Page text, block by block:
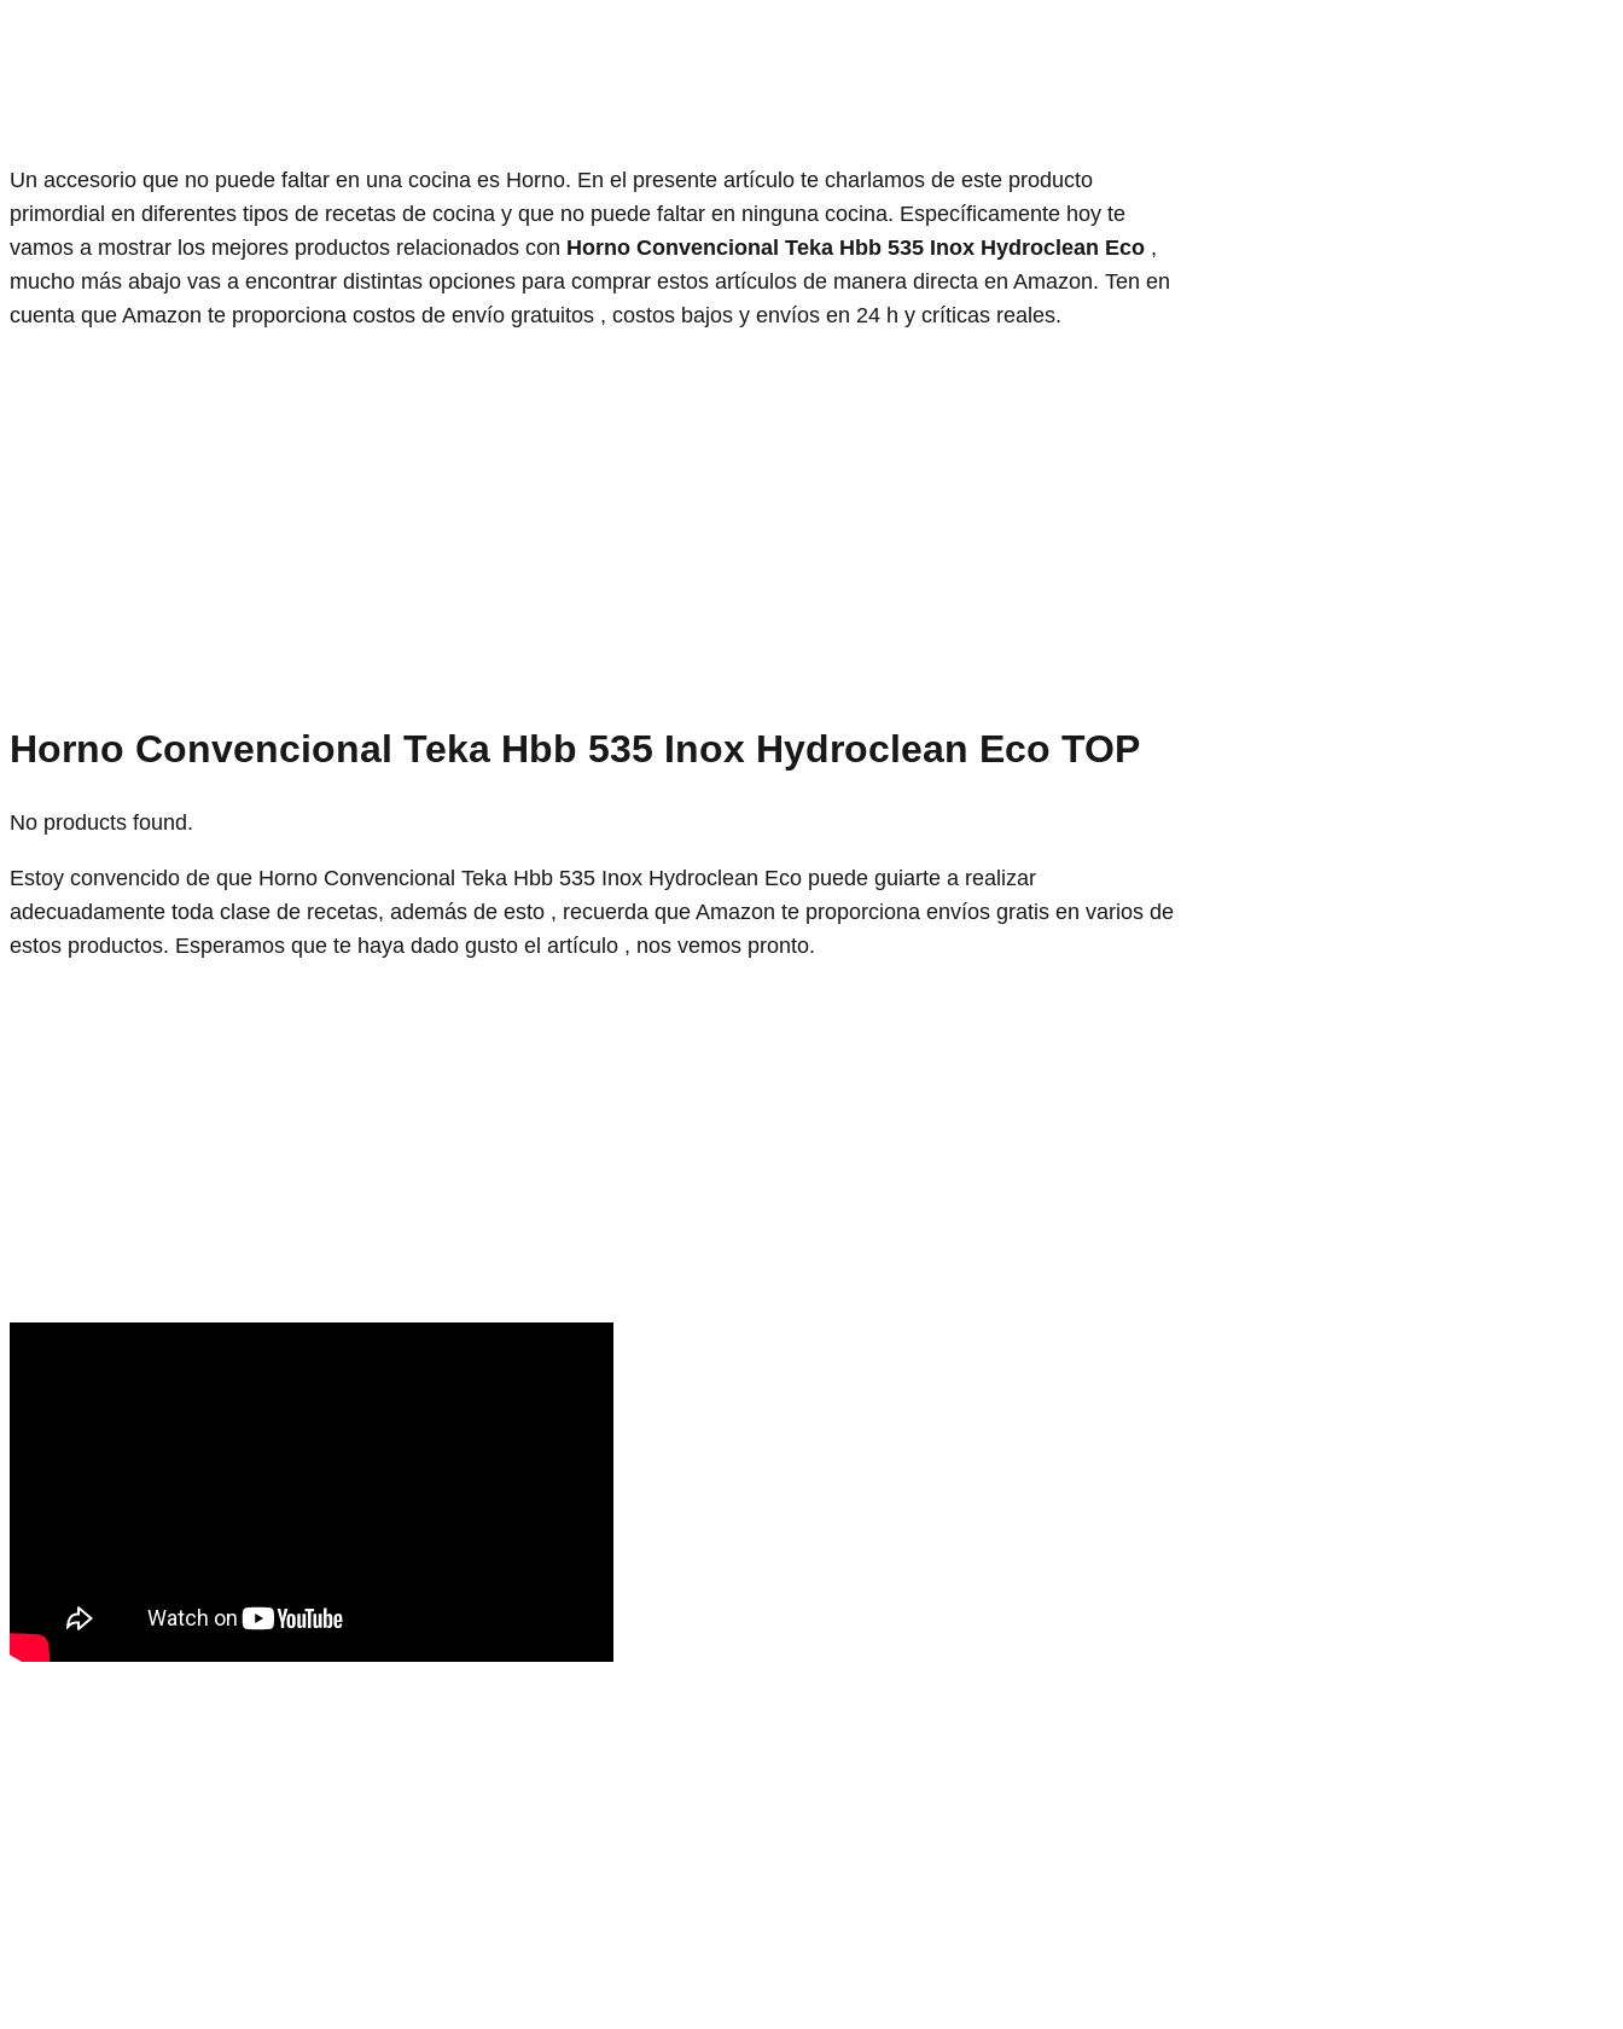
Un accesorio que no puede faltar en una cocina es Horno. En el presente artículo te charlamos de este producto
primordial en diferentes tipos de recetas de cocina y que no puede faltar en ninguna cocina. Específicamente hoy te
vamos a mostrar los mejores productos relacionados con Horno Convencional Teka Hbb 535 Inox Hydroclean Eco ,
mucho más abajo vas a encontrar distintas opciones para comprar estos artículos de manera directa en Amazon. Ten en
cuenta que Amazon te proporciona costos de envío gratuitos , costos bajos y envíos en 24 h y críticas reales.
Horno Convencional Teka Hbb 535 Inox Hydroclean Eco TOP
No products found.
Estoy convencido de que Horno Convencional Teka Hbb 535 Inox Hydroclean Eco puede guiarte a realizar
adecuadamente toda clase de recetas, además de esto , recuerda que Amazon te proporciona envíos gratis en varios de
estos productos. Esperamos que te haya dado gusto el artículo , nos vemos pronto.